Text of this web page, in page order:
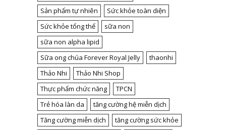
Sản phẩm tự nhiên
Sức khỏe toàn diện
Sức khỏe tổng thể
sữa non
sữa non alpha lipid
Sữa ong chúa Forever Royal Jelly
thaonhi
Thảo Nhi
Thảo Nhi Shop
Thực phẩm chức năng
TPCN
Trẻ hóa làn da
tăng cường hệ miễn dịch
Tăng cường miễn dịch
tăng cường sức khỏe